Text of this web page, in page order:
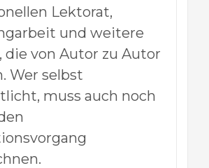
Lektorat,
und weitere
die von Autor zu Autor
Wer selbst
muss auch noch